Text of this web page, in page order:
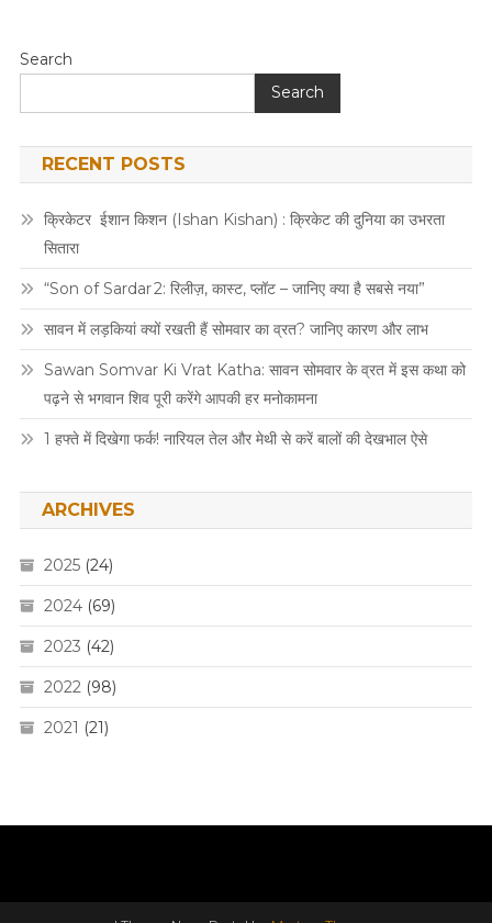
Search
Search
RECENT POSTS
क्रिकेटर ईशान किशन (Ishan Kishan) : क्रिकेट की दुनिया का उभरता
सितारा
“Son of Sardar 2: रिलीज़, कास्ट, प्लॉट – जानिए क्या है सबसे नया”
सावन में लड़कियां क्यों रखती हैं सोमवार का व्रत? जानिए कारण और लाभ
Sawan Somvar Ki Vrat Katha: सावन सोमवार के व्रत में इस कथा को
पढ़ने से भगवान शिव पूरी करेंगे आपकी हर मनोकामना
1 हफ्ते में दिखेगा फर्क! नारियल तेल और मेथी से करें बालों की देखभाल ऐसे
ARCHIVES
2025(24)
2024(69)
2023 (42)
2022(98)
2021 (21)